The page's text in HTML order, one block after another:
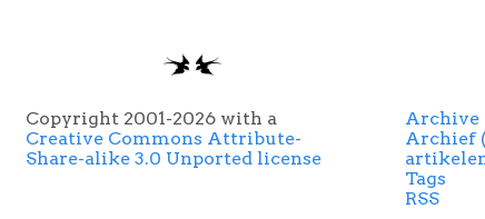
Copyright 2001-2026 with a
Creative Commons Attribute-
Share-alike 3.0 Unported license
Archive
Archief
Tags
RSS